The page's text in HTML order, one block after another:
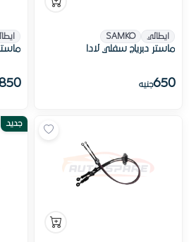
ايطالي SAMKO
ماستر دبرياج سفلي لادا
650جنيه
جديد